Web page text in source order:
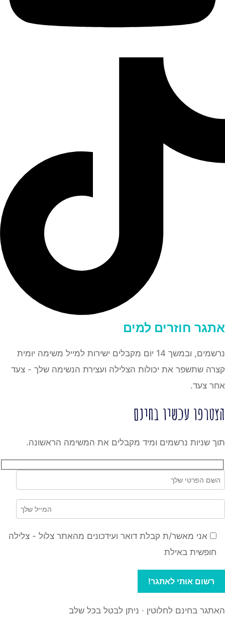
אתגר חוזרים למים
נרשמים, ובמשך 14 יום מקבלים ישירות למייל משימה יומית
קצרה שתשפר את יכולות הצלילה ועצירת הנשימה שלך - צעד
אחר צעד.
הצטרפו עכשיו בחינם
תוך שניות נרשמים ומיד מקבלים את המשימה הראשונה.
אני מאשר/ת קבלת דואר ועידכונים מהאתר צלול - צלילה
חופשית באילת
האתגר בחינם לחלוטין · ניתן לבטל בכל שלב